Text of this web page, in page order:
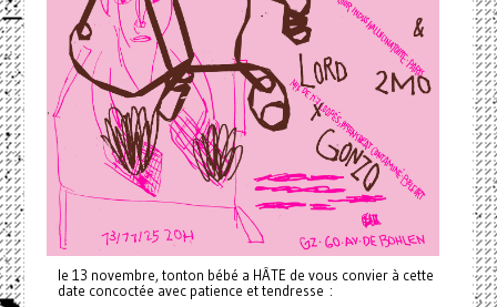
le 13 novembre, tonton bébé a HÂTE de vous convier à cette
date concoctée avec patience et tendresse :